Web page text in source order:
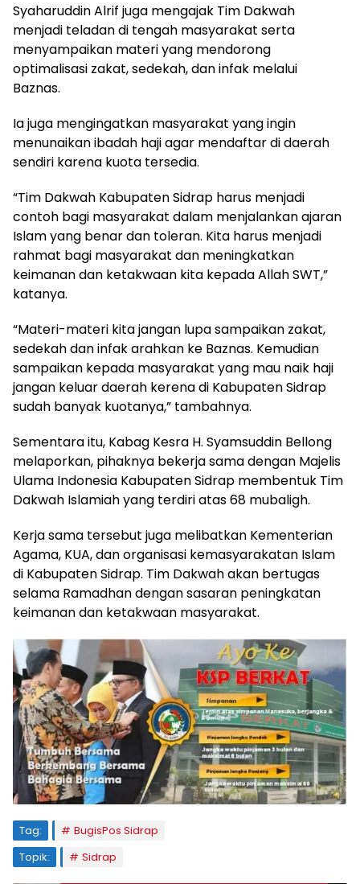
Syaharuddin Alrif juga mengajak Tim Dakwah
menjadi teladan di tengah masyarakat serta
menyampaikan materi yang mendorong
optimalisasi zakat, sedekah, dan infak melalui
Baznas.
Ia juga mengingatkan masyarakat yang ingin
menunaikan ibadah haji agar mendaftar di daerah
sendiri karena kuota tersedia.
“Tim Dakwah Kabupaten Sidrap harus menjadi
contoh bagi masyarakat dalam menjalankan ajaran
Islam yang benar dan toleran. Kita harus menjadi
rahmat bagi masyarakat dan meningkatkan
keimanan dan ketakwaan kita kepada Allah SWT,”
katanya.
“Materi-materi kita jangan lupa sampaikan zakat,
sedekah dan infak arahkan ke Baznas. Kemudian
sampaikan kepada masyarakat yang mau naik haji
jangan keluar daerah kerena di Kabupaten Sidrap
sudah banyak kuotanya,” tambahnya.
Sementara itu, Kabag Kesra H. Syamsuddin Bellong
melaporkan, pihaknya bekerja sama dengan Majelis
Ulama Indonesia Kabupaten Sidrap membentuk Tim
Dakwah Islamiah yang terdiri atas 68 mubaligh.
Kerja sama tersebut juga melibatkan Kementerian
Agama, KUA, dan organisasi kemasyarakatan Islam
di Kabupaten Sidrap. Tim Dakwah akan bertugas
selama Ramadhan dengan sasaran peningkatan
keimanan dan ketakwaan masyarakat.
Tag:
BugisPos Sidrap
Topik:
Sidrap